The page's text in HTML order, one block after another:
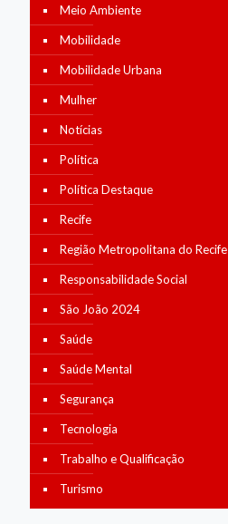
Meio Ambiente
Mobilidade
Mobilidade Urbana
Mulher
Notícias
Política
Política Destaque
Recife
Região Metropolitana do Recife
Responsabilidade Social
São João 2024
Saúde
Saúde Mental
Segurança
Tecnologia
Trabalho e Qualificação
Turismo